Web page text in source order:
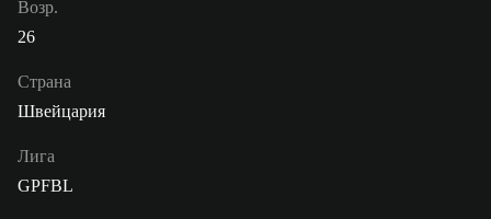
Возр.
26
Страна
Швейцария
Лига
GPFBL